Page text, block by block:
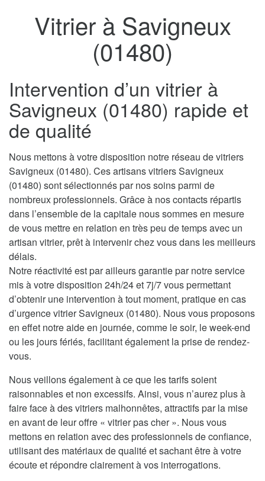
Vitrier à Savigneux
(01480)
Intervention d’un vitrier à
Savigneux (01480) rapide et
de qualité
Nous mettons à votre disposition notre réseau de vitriers
Savigneux (01480). Ces artisans vitriers Savigneux
(01480) sont sélectionnés par nos soins parmi de
nombreux professionnels. Grâce à nos contacts répartis
dans l’ensemble de la capitale nous sommes en mesure
de vous mettre en relation en très peu de temps avec un
artisan vitrier, prêt à intervenir chez vous dans les meilleurs
délais.
Notre réactivité est par ailleurs garantie par notre service
mis à votre disposition 24h/24 et 7j/7 vous permettant
d’obtenir une intervention à tout moment, pratique en cas
d’urgence vitrier Savigneux (01480). Nous vous proposons
en effet notre aide en journée, comme le soir, le week-end
ou les jours fériés, facilitant également la prise de rendez-
vous.
Nous veillons également à ce que les tarifs soient
raisonnables et non excessifs. Ainsi, vous n’aurez plus à
faire face à des vitriers malhonnêtes, attractifs par la mise
en avant de leur offre « vitrier pas cher ». Nous vous
mettons en relation avec des professionnels de confiance,
utilisant des matériaux de qualité et sachant être à votre
écoute et répondre clairement à vos interrogations.